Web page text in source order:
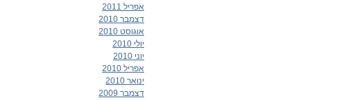
אפריל 2011
דצמבר 2010
אוגוסט 2010
יולי 2010
יוני 2010
אפריל 2010
ינואר 2010
דצמבר 2009